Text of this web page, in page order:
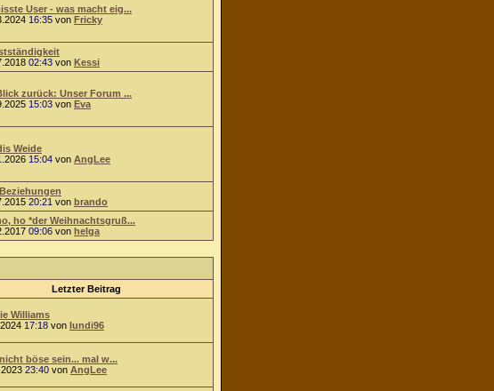
User - was macht eig...
16:35 von Fricky
02:43 von Kessi
zurück: Unser Forum ...
15:03 von Eva
Weide
15:04 von AngLee
20:21 von brando
ho *der Weihnachtsgruß...
09:06 von helga
Letzter Beitrag
Williams
17:18 von lundi96
böse sein... mal w...
23:40 von AngLee